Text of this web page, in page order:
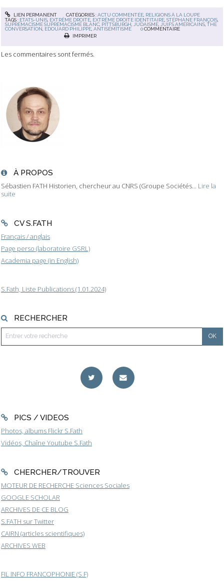
À PROPOS
Sébastien FATH Historien, chercheur au CNRS (Groupe Sociétés... Lire la
suite
CV S.FATH
Français / anglais
Page perso (laboratoire GSRL)
Academia page (in English)
S.Fath, Liste Publications (1.01.2024)
RECHERCHER
PICS / VIDEOS
Photos, albums Flickr S.Fath
Vidéos, Chaîne Youtube S.Fath
CHERCHER/TROUVER
MOTEUR DE RECHERCHE Sciences Sociales
GOOGLE SCHOLAR
ARCHIVES DE CE BLOG
S.FATH sur Twitter
CAIRN (articles scientifiques)
ARCHIVES WEB
FIL INFO FRANCOPHONIE (S.F)
LIEN PERMANENT CATÉGORIES :ACTU COMMENTÉE, RELIGIONS À LA LOUPE
TAGS : ETATS-UNIS EXTRÊME DROITE EXTRÊME DROITE IDENTITAIRE ,STÉPHANE FRANÇOIS
SUPRÉMACISME SUPRÉMACISME BLANC PITTSBURGH JUDAISME JUIFS AMÉRICAINS ,THE
CONVERSATION EDOUARD PHILIPPE ,ANTISÉMITISME 0 COMMENTAIRE
IMPRIMER
Les commentaires sont fermés.